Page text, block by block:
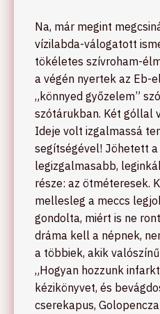
Na, már megint
vízilabda-válogatott
tökéletes szívroham-
a végén nyertek az Eb-
„könnyed győzelem”
szótárukban. Két góllal
Ideje volt izgalmassá
segítségével! Jöhetett
legizgalmasabb,
része: az ötméteresek.
mellesleg a meccs
gondolta, miért is ne
dráma kell a népnek,
a többiek, akik
„Hogyan hozzunk
kézikönyvet, és
cserekapus,